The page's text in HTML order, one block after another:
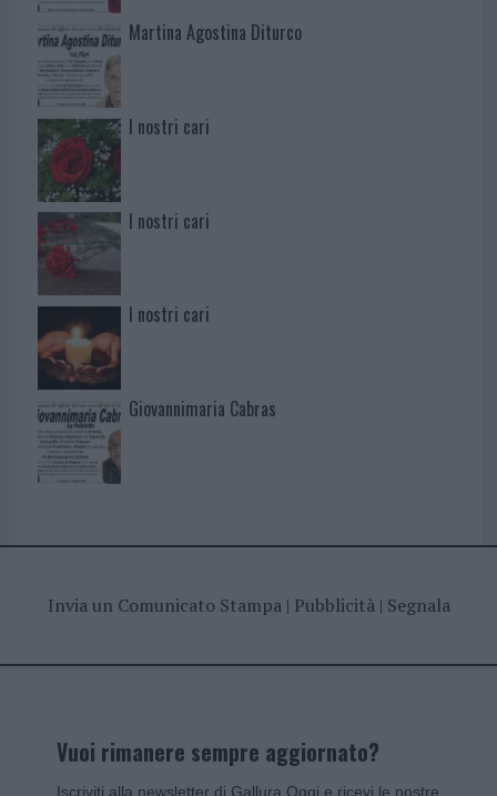
Martina Agostina Diturco
I nostri cari
I nostri cari
I nostri cari
Giovannimaria Cabras
Invia un Comunicato Stampa| Pubblicità| Segnala
Vuoi rimanere sempre aggiornato?
Iscriviti alla newsletter di Gallura Oggi e ricevi le nostre